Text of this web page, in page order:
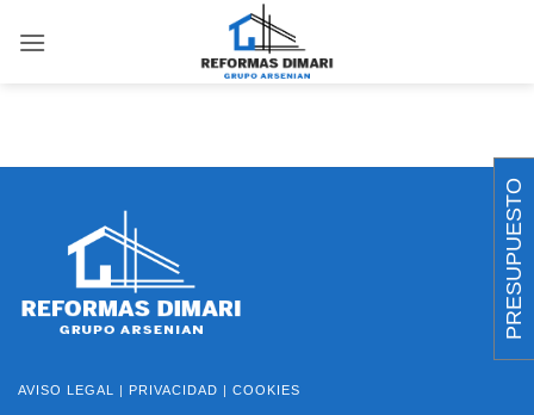
AVISO LEGAL | PRIVACIDAD | COOKIES
PRESUPUESTO